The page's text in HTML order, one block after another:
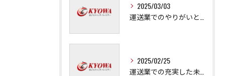
2025/03/03
2025/02/25